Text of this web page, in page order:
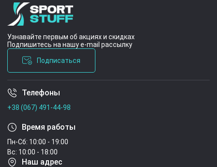
Узнавайте первым об акциях и скидках
Подпишитесь на нашу e-mail рассылку
Подписаться
Условия соглашения
Телефоны
+38 (067) 491-44-98
Время работы
Пн-Сб: 10:00 - 19:00
Вс: 10:00 - 18:00
Наш адрес